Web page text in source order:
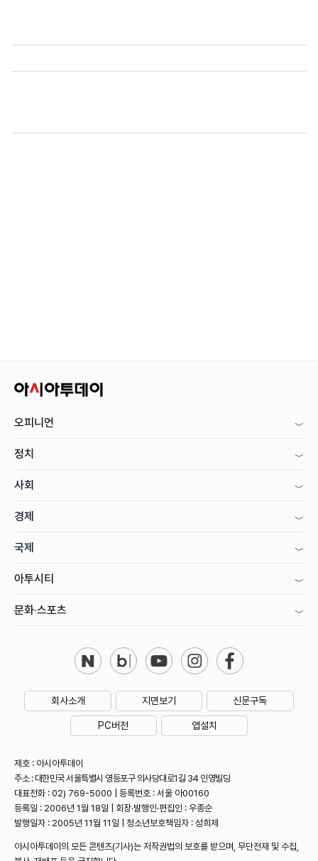
오피니언
정치
사회
경제
국제
아투시티
문화·스포츠
회사소개 지면보기 신문구독
PC버전 앱설치
제호 : 아시아투데이
주소 : 대한민국 서울특별시 영등포구 의사당대로1길 34 인영빌딩
대표전화 : 02) 769-5000 | 등록번호 : 서울 아00160
등록일 : 2006년 1월 18일 | 회장·발행인·편집인 : 우종순
발행일자 : 2005년 11월 11일 | 청소년보호책임자 : 성희제
아시아투데이의 모든 콘텐츠(기사)는 저작권법의 보호를 받으며, 무단전재 및 수집,